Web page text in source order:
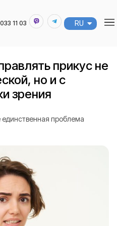
11 03 RU
UA
прикус не
но и с
зрения
проблема